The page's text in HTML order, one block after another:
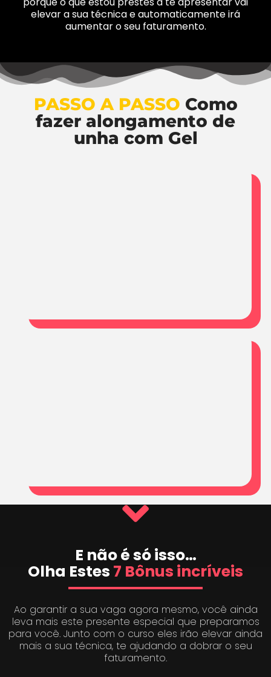
elevar a sua técnica e automaticamente irá
aumentar o seu faturamento.
PASSO A PASSO Como
fazer alongamento de
unha com Gel
E não é só isso…
Olha Estes 7 Bônus incríveis
Ao garantir a sua vaga agora mesmo, você ainda
leva mais este presente especial que preparamos
para você. Junto com o curso eles irão elevar ainda
mais a sua técnica, te ajudando a dobrar o seu
faturamento.